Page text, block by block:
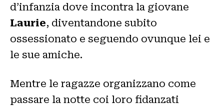
d’infanzia dove incontra la giovane
Laurie, diventandone subito
ossessionato e seguendo ovunque lei e
le sue amiche.
Mentre le ragazze organizzano come
passare la notte coi loro fidanzati